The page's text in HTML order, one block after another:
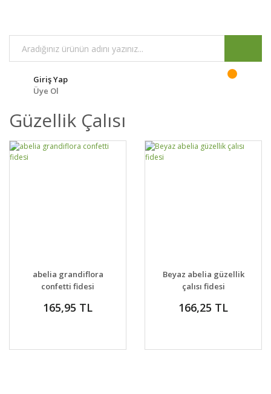
Giriş Yap
Üye Ol
Güzellik Çalısı
DETAYLAR
VER
abelia grandiflora
confetti fidesi
165,95 TL
DETAYLAR
VER
Beyaz abelia güzellik
çalısı fidesi
166,25 TL